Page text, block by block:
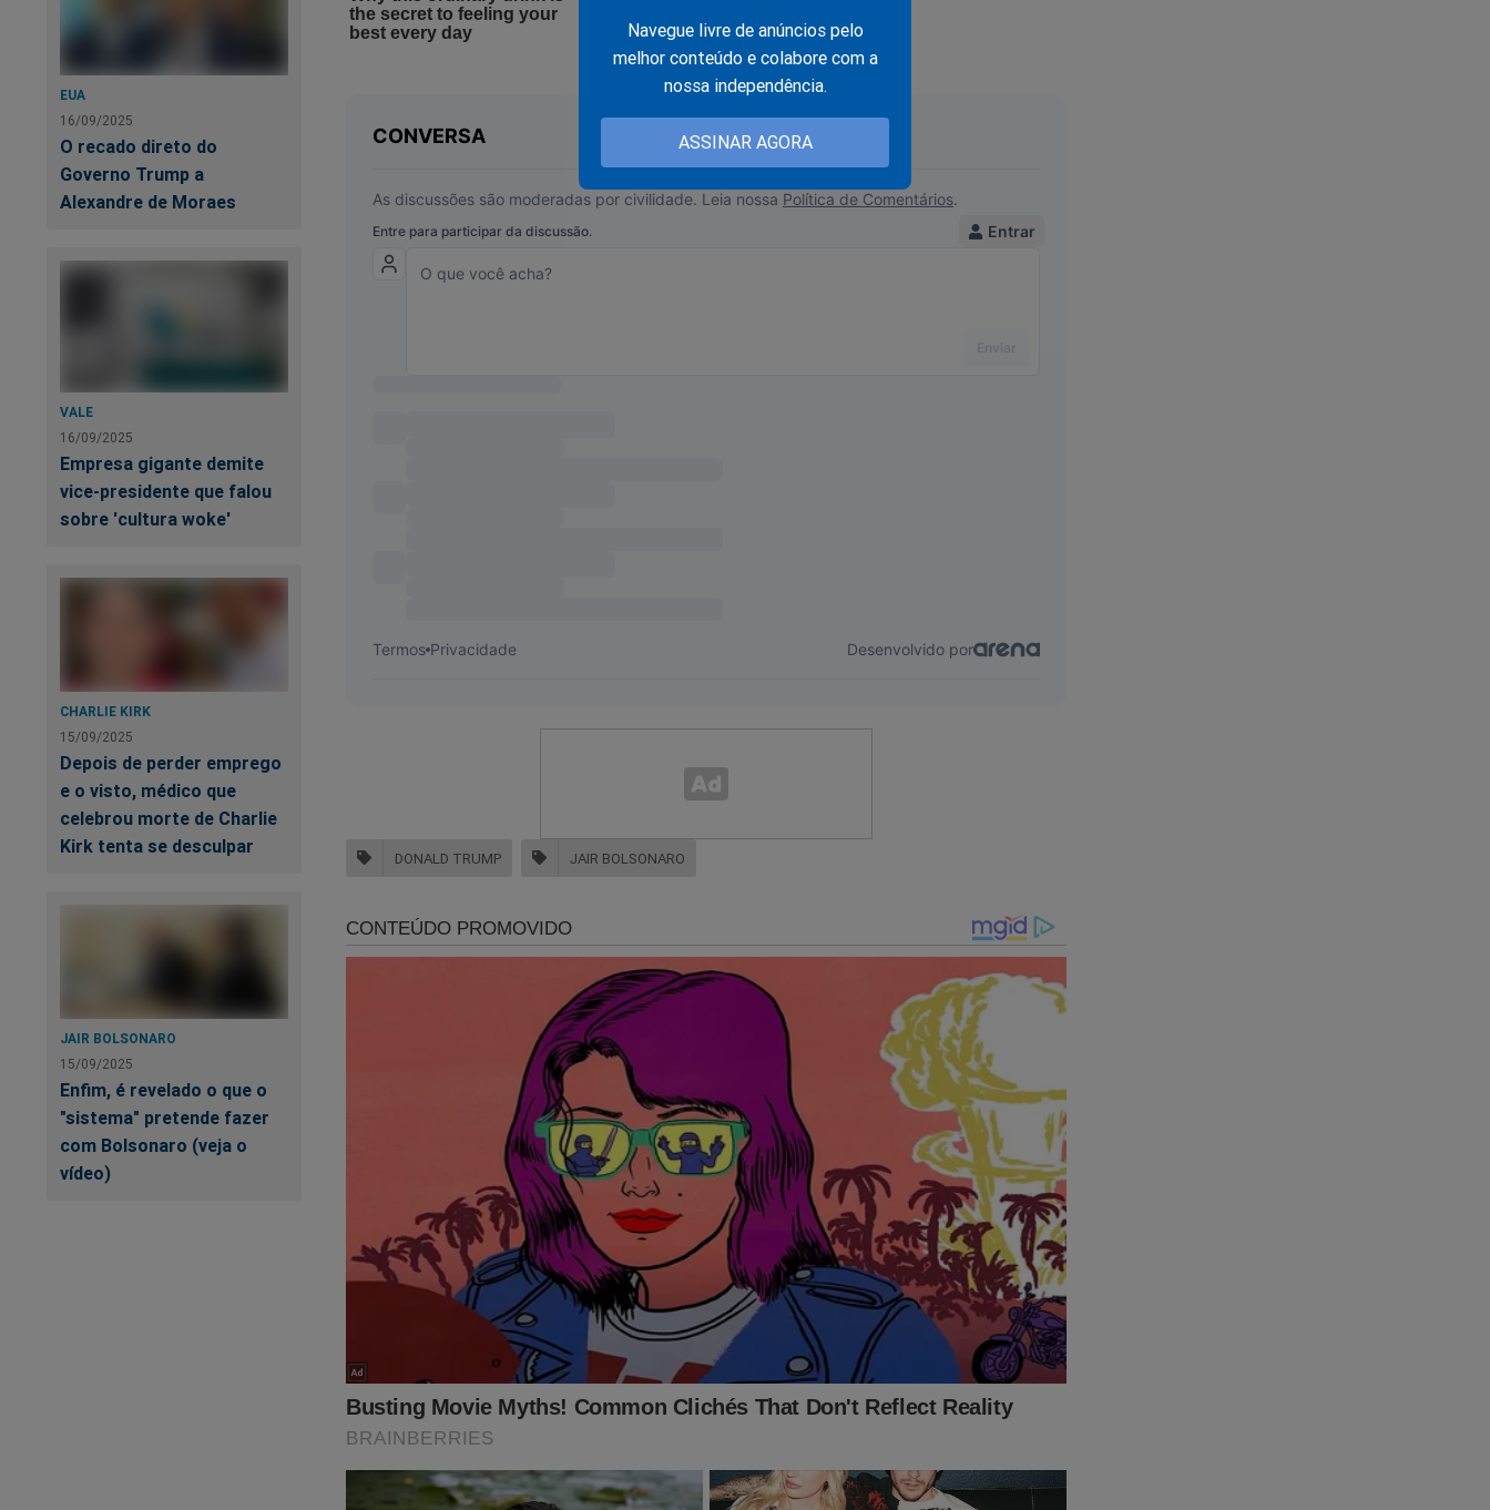
Navegue livre de anúncios pelo
melhor conteúdo e colabore com a
nossa independência.
ASSINAR AGORA
EUA
16/09/2025
O recado direto do
Governo Trump a
Alexandre de Moraes
VALE
16/09/2025
Empresa gigante demite
vice-presidente que falou
sobre 'cultura woke'
CHARLIE KIRK
15/09/2025
Depois de perder emprego
e o visto, médico que
celebrou morte de Charlie
Kirk tenta se desculpar
JAIR BOLSONARO
15/09/2025
Enfim, é revelado o que o
"sistema" pretende fazer
com Bolsonaro (veja o
vídeo)
Veja a capa:
DONALD TRUMP JAIR BOLSONARO